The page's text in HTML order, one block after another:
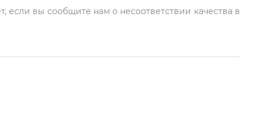
если вы сообщите нам о несоответствии качества в